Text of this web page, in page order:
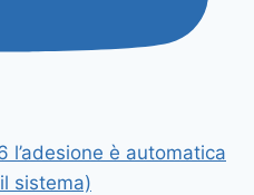
l’adesione è automatica
sistema)